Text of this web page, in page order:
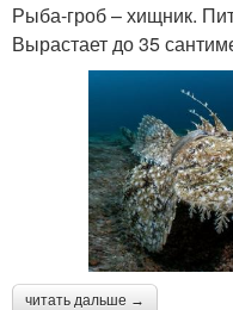
Рыба-гроб – хищник.
Вырастает до 35
читать дальше →